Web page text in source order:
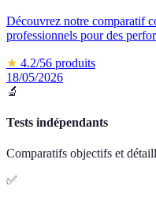
Découvrez notre comparatif
professionnels pour des
★ 4.2/56 produits
18/05/2026
🔬
Tests indépendants
Comparatifs objectifs et
✅